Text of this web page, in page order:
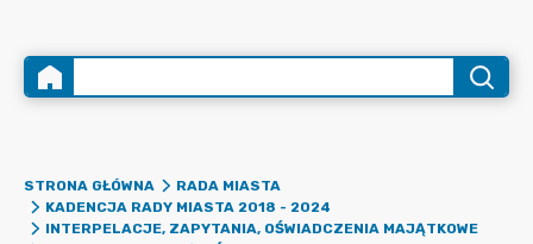
STRONA GŁÓWNA
RADA MIASTA
KADENCJA RADY MIASTA 2018 - 2024
INTERPELACJE, ZAPYTANIA, OŚWIADCZENIA MAJĄTKOWE